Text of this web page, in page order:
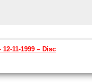
11-1999 – Disc